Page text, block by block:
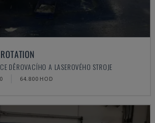
DĚROVACÍHO A LASEROVÉHO STROJE
64.800 HOD